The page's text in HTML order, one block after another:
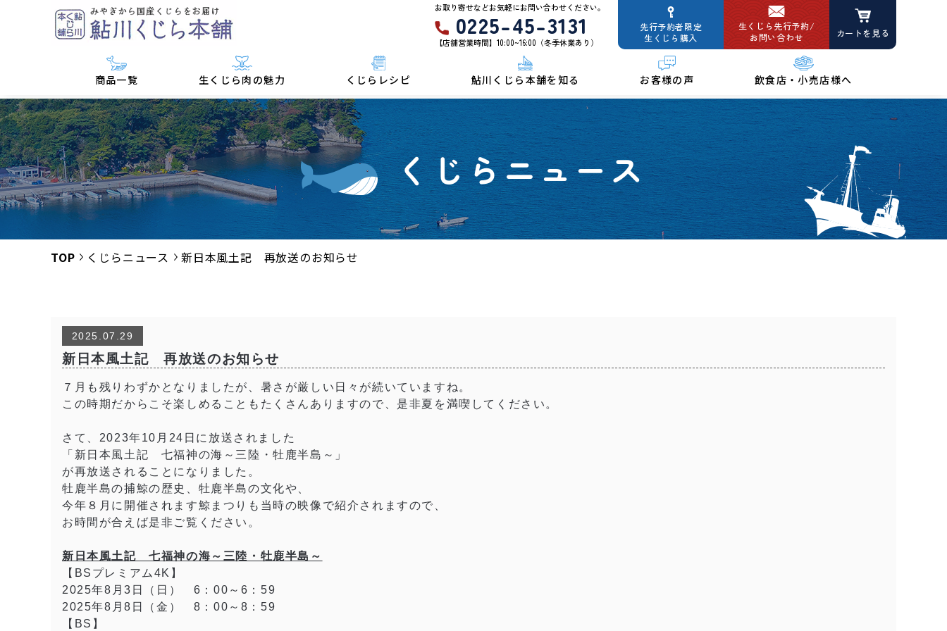
お取り寄せなどお気軽にお問い合わせください。
0225-45-3131
【店舗営業時間】10:00~16:00（冬季休業あり）
先行予約者限定
生くじら購入
生くじら先行予約/
お問い合わせ
カートを見る
商品一覧 生くじら肉の魅力 くじらレシピ 鮎川くじら本舗を知る お客様の声 飲食店・小売店様へ
くじらニュース
TOP くじらニュース 新日本風土記 再放送のお知らせ
2025.07.29
新日本風土記 再放送のお知らせ
７月も残りわずかとなりましたが、暑さが厳しい日々が続いていますね。
この時期だからこそ楽しめることもたくさんありますので、是非夏を満喫してください。
さて、2023年10月24日に放送されました
「新日本風土記 七福神の海～三陸・牡鹿半島～」
が再放送されることになりました。
牡鹿半島の捕鯨の歴史、牡鹿半島の文化や、
今年８月に開催されます鯨まつりも当時の映像で紹介されますので、
お時間が合えば是非ご覧ください。
新日本風土記 七福神の海～三陸・牡鹿半島～
【BSプレミアム4K】
2025年8月3日（日） 6：00～6：59
2025年8月8日（金） 8：00～8：59
【BS】